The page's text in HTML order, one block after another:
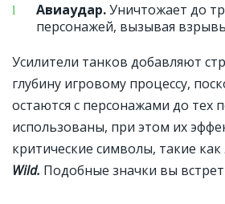
Авиаудар.Уничтожает до
персонажей, вызывая
Усилители танков добавляют
глубину игровому процессу,
остаются с персонажами до тех
использованы, при этом их
критические символы, такие как
Wild. Подобные значки вы